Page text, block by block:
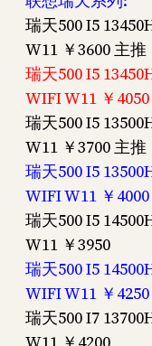
瑞天500 I5
W11 ￥3600 主推
瑞天500 I5
WIFI W11 ￥4050
瑞天500 I5
W11 ￥3700 主推
瑞天500 I5
WIFI W11 ￥
瑞天500 I5
W11 ￥3950
瑞天500 I5
WIFI W11 ￥4250
瑞天500 I7